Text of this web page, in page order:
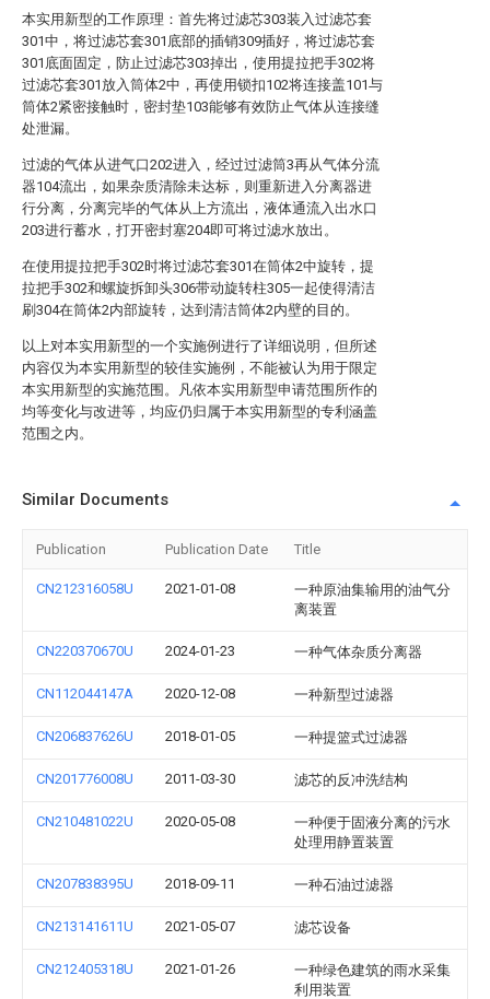
本实用新型的工作原理：首先将过滤芯303装入过滤芯套
301中，将过滤芯套301底部的插销309插好，将过滤芯套
301底面固定，防止过滤芯303掉出，使用提拉把手302将
过滤芯套301放入筒体2中，再使用锁扣102将连接盖101与
筒体2紧密接触时，密封垫103能够有效防止气体从连接缝
处泄漏。
过滤的气体从进气口202进入，经过过滤筒3再从气体分流
器104流出，如果杂质清除未达标，则重新进入分离器进
行分离，分离完毕的气体从上方流出，液体通流入出水口
203进行蓄水，打开密封塞204即可将过滤水放出。
在使用提拉把手302时将过滤芯套301在筒体2中旋转，提
拉把手302和螺旋拆卸头306带动旋转柱305一起使得清洁
刷304在筒体2内部旋转，达到清洁筒体2内壁的目的。
以上对本实用新型的一个实施例进行了详细说明，但所述
内容仅为本实用新型的较佳实施例，不能被认为用于限定
本实用新型的实施范围。凡依本实用新型申请范围所作的
均等变化与改进等，均应仍归属于本实用新型的专利涵盖
范围之内。
Similar Documents
Publication Publication Date Title
CN212316058U 2021-01-08
一种原油集输用的油气分
离装置
CN220370670U 2024-01-23 一种气体杂质分离器
CN112044147A 2020-12-08 一种新型过滤器
CN206837626U 2018-01-05 一种提篮式过滤器
CN201776008U 2011-03-30 滤芯的反冲洗结构
CN210481022U 2020-05-08
一种便于固液分离的污水
处理用静置装置
CN207838395U 2018-09-11 一种石油过滤器
CN213141611U 2021-05-07 滤芯设备
CN212405318U 2021-01-26
一种绿色建筑的雨水采集
利用装置